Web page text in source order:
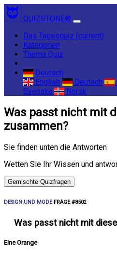
QUIZSTONE®
Das Tagesquiz (current)
Kategorien
Thema Quiz
Deutsch
English
Deutsch
Svenska
Norsk
Was passt nicht mit
zusammen?
Sie finden unten die Antworten
Wetten Sie Ihr Wissen und
Gemischte Quizfragen
DESIGN UND MODEFRAGE #8502
Was passt nicht mit
Eine Orange